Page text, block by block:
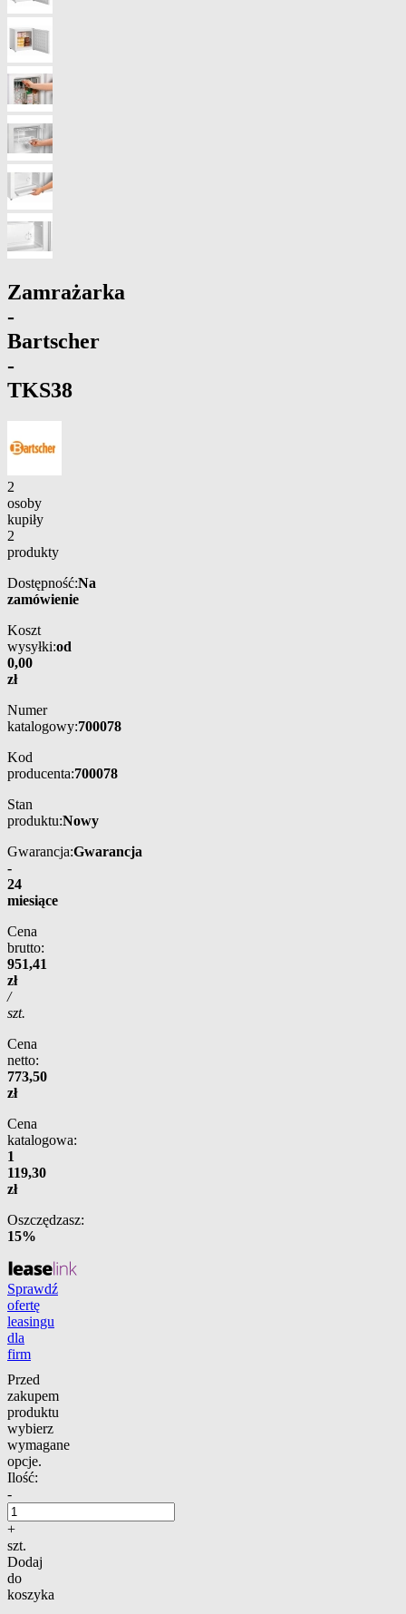
Zamrażarka
-
Bartscher
-
TKS38
2
osoby
kupiły
2
produkty
Dostępność:Na
zamówienie
Koszt
wysyłki:od
0,00
zł
Numer
katalogowy:700078
Kod
producenta:700078
Stan
produktu:Nowy
Gwarancja:Gwarancja
-
24
miesiące
Cena
brutto:
951,41
zł
/
szt.
Cena
netto:
773,50
zł
Cena
katalogowa:
1
119,30
zł
Oszczędzasz:
15%
Sprawdź
ofertę
leasingu
dla
firm
Przed
zakupem
produktu
wybierz
wymagane
opcje.
Ilość:
-
+
szt.
Dodaj
do
koszyka